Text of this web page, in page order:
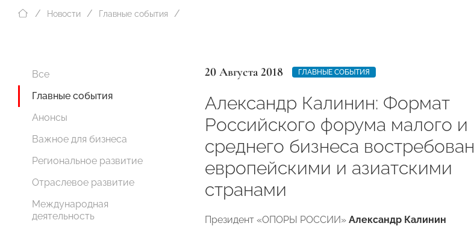
Новости Главные события
Все
Главные события
Анонсы
Важное для бизнеса
Региональное развитие
Отраслевое развитие
Международная
деятельность
20 Августа 2018 ГЛАВНЫЕ СОБЫТИЯ
Александр Калинин: Формат
Российского форума малого и
среднего бизнеса востребован
европейскими и азиатскими
странами
Президент «ОПОРЫ РОССИИ» Александр Калинин